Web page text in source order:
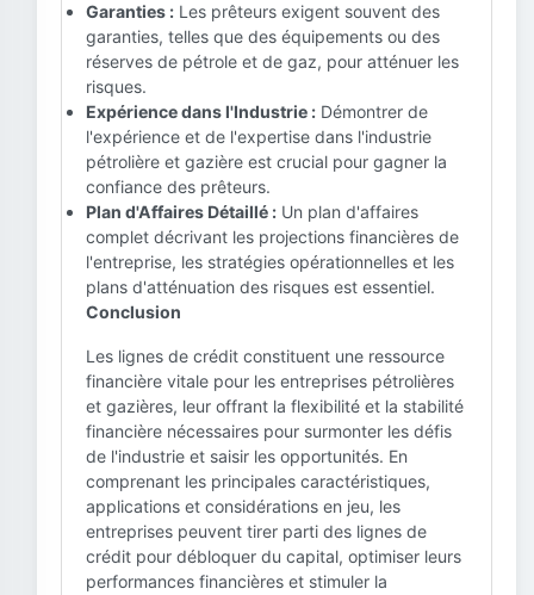
Garanties : Les prêteurs exigent souvent des
garanties, telles que des équipements ou des
réserves de pétrole et de gaz, pour atténuer les
risques.
Expérience dans l'Industrie : Démontrer de
l'expérience et de l'expertise dans l'industrie
pétrolière et gazière est crucial pour gagner la
confiance des prêteurs.
Plan d'Affaires Détaillé : Un plan d'affaires
complet décrivant les projections financières de
l'entreprise, les stratégies opérationnelles et les
plans d'atténuation des risques est essentiel.
Conclusion
Les lignes de crédit constituent une ressource
financière vitale pour les entreprises pétrolières
et gazières, leur offrant la flexibilité et la stabilité
financière nécessaires pour surmonter les défis
de l'industrie et saisir les opportunités. En
comprenant les principales caractéristiques,
applications et considérations en jeu, les
entreprises peuvent tirer parti des lignes de
crédit pour débloquer du capital, optimiser leurs
performances financières et stimuler la